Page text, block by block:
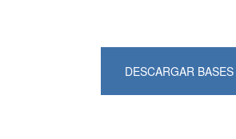
DESCARGAR BASES